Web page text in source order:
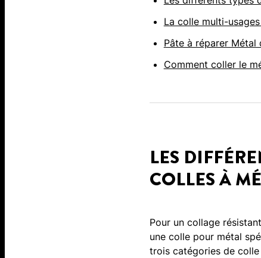
La colle multi-
Pâte à réparer
Comment coller le
LES
COLLES À
Pour un collage
une colle pour métal
trois catégories de